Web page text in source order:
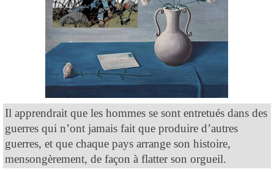
Il apprendrait que les hommes se sont entretués dans des
guerres qui n’ont jamais fait que produire d’autres
guerres, et que chaque pays arrange son histoire,
mensongèrement, de façon à flatter son orgueil.